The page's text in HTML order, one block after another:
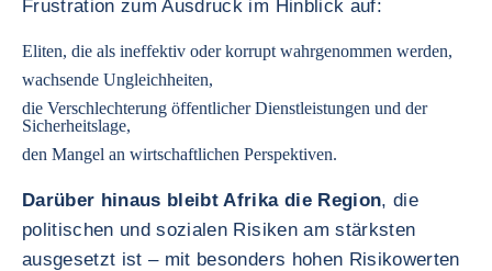
Frustration zum Ausdruck im Hinblick auf:
Eliten, die als ineffektiv oder korrupt wahrgenommen werden,
wachsende Ungleichheiten,
die Verschlechterung öffentlicher Dienstleistungen und der
Sicherheitslage,
den Mangel an wirtschaftlichen Perspektiven.
Darüber hinaus bleibt Afrika die Region, die
politischen und sozialen Risiken am stärksten
ausgesetzt ist – mit besonders hohen Risikowerten